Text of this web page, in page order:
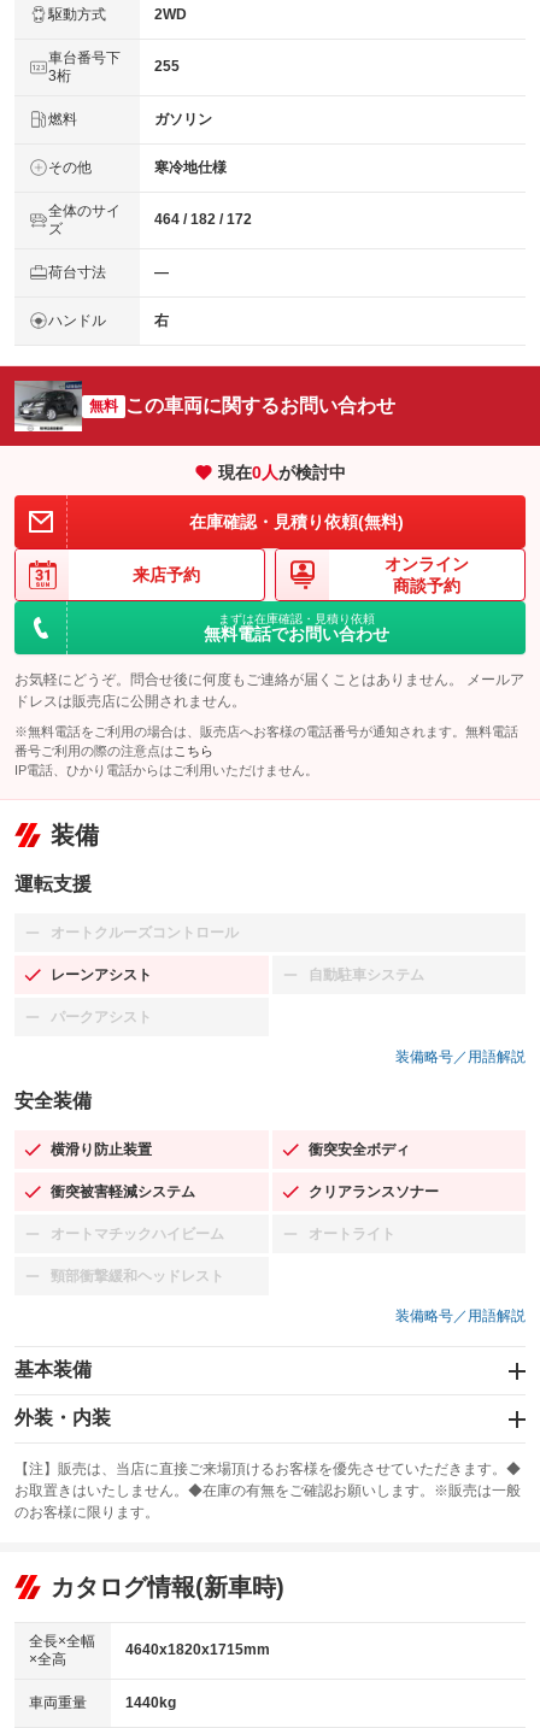
駆動方式 2WD
車台番号下
3桁
255
燃料 ガソリン
その他 寒冷地仕様
全体のサイ
ズ
464 / 182 / 172
荷台寸法 ―
ハンドル 右
無料 この車両に関するお問い合わせ
現在0人が検討中
在庫確認・見積り依頼(無料)
来店予約
オンライン
商談予約
まずは在庫確認・見積り依頼
無料電話でお問い合わせ
お気軽にどうぞ。問合せ後に何度もご連絡が届くことはありません。 メールア
ドレスは販売店に公開されません。
※無料電話をご利用の場合は、販売店へお客様の電話番号が通知されます。無料電話
番号ご利用の際の注意点は こちら
IP電話、ひかり電話からはご利用いただけません。
装備
運転支援
オートクルーズコントロール
：装備なし
レーンアシスト
：装備あり 自動駐車システム
：装備なし
パークアシスト
：装備なし
装備略号／用語解説
安全装備
横滑り防止装置
：装備あり 衝突安全ボディ
：装備あり
衝突被害軽減システム
：装備あり クリアランスソナー
：装備あり
オートマチックハイビーム
：装備なし オートライト
：装備なし
頸部衝撃緩和ヘッドレスト
：装備なし
装備略号／用語解説
基本装備
エアバッグ：運転席/助手席
：装備あり
：装備なし
サンルーフ
：装備なし ABS
リフトアップ
：装備なし
：装備なし
パワーウィンドウ
アイドリングストップ
：装備あり
外装・内装
カーナビ：メモリーナビ他
：装備あり
TV：フルセグ
：装備あり
ビジュアル：-／DVD再生
：装備あり
アルミホイール：17インチ
：装備あり
【注】販売は、当店に直接ご来場頂けるお客様を優先させていただきます。◆
お取置きはいたしません。◆在庫の有無をご確認お願いします。※販売は一般
のお客様に限ります。
カタログ情報(新車時)
全長×全幅
×全高
4640x1820x1715mm
車両重量 1440kg